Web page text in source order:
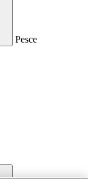
Pesce